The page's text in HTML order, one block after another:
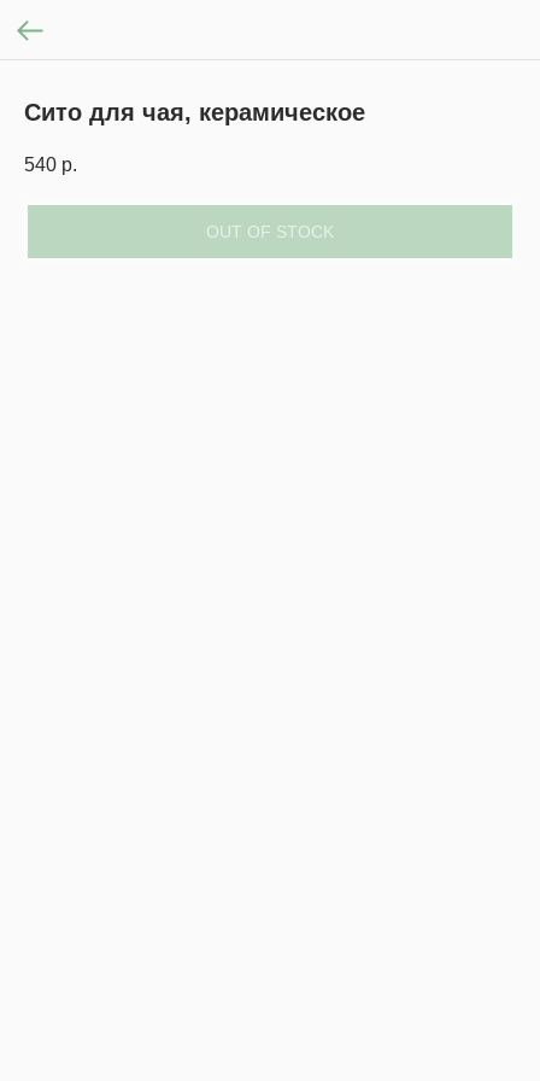
Сито для чая, керамическое
540 р.
OUT OF STOCK